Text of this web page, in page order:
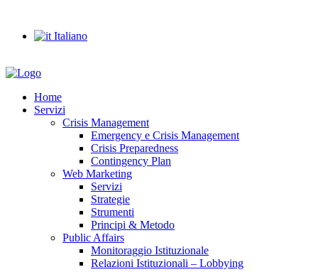
Italiano
Home
Servizi
Crisis Management
Emergency e Crisis Management
Crisis Preparedness
Contingency Plan
Web Marketing
Servizi
Strategie
Strumenti
Principi & Metodo
Public Affairs
Monitoraggio Istituzionale
Relazioni Istituzionali – Lobbying